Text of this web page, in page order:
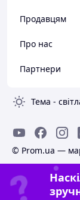
Продавцям
Про нас
Партнери
Тема -
© Prom.ua —